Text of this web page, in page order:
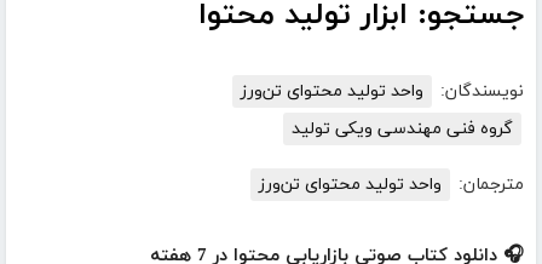
جستجو: ابزار تولید محتوا
نویسندگان:
واحد تولید محتوای تن‌ورز
گروه فنی مهندسی ویکی تولید
مترجمان: واحد تولید محتوای تن‌ورز
🎧 دانلود کتاب صوتی بازاریابی محتوا در 7 هفته